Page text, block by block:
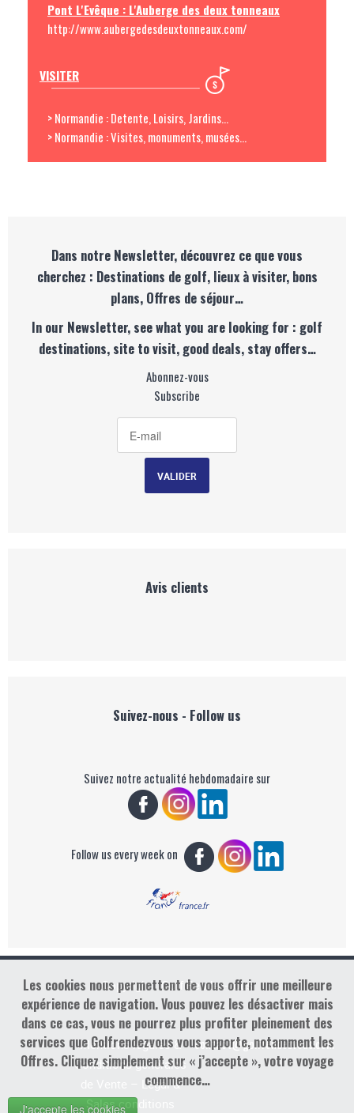
Pont L'Evêque : L'Auberge des deux tonneaux
http://www.aubergedesdeuxtonneaux.com/
VISITER
> Normandie : Detente, Loisirs, Jardins...
> Normandie : Visites, monuments, musées...
Dans notre Newsletter, découvrez ce que vous
cherchez : Destinations de golf, lieux à visiter, bons
plans, Offres de séjour…
In our Newsletter, see what you are looking for : golf
destinations, site to visit, good deals, stay offers…
Abonnez-vous
Subscribe
Avis clients
Suivez-nous - Follow us
Suivez notre actualité hebdomadaire sur
Follow us every week on
Copyright : Golf Rendez-vous
Mentions légales &
Conditions générales
de Vente – Legal &
Sales conditions
contact@golfrendezvous.com
Les cookies nous permettent de vous offrir une meilleure
expérience de navigation. Vous pouvez les désactiver mais
dans ce cas, vous ne pourrez plus profiter pleinement des
services que Golfrendezvous vous apporte, notamment les
Offres. Cliquez simplement sur « j’accepte », votre voyage
commence…
J'accepte les cookies